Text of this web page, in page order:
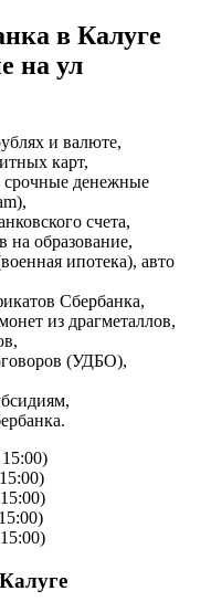
в Калуге
на ул
и валюте,
карт,
денежные
счета,
на образование,
ипотека), авто
Сбербанка,
из драгметаллов,
(УДБО),